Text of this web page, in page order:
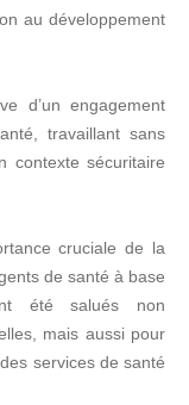
au développement
d’un engagement
travaillant sans
contexte sécuritaire
cruciale de la
de santé à base
été salués non
mais aussi pour
services de santé